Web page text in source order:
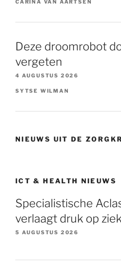
CARINA VAN AARTSEN
Deze droomrobot
vergeten
4 AUGUSTUS 2026
SYTSE WILMAN
NIEUWS UIT DE
ICT & HEALTH NIEUWS
Specialistische
verlaagt druk op
5 AUGUSTUS 2026